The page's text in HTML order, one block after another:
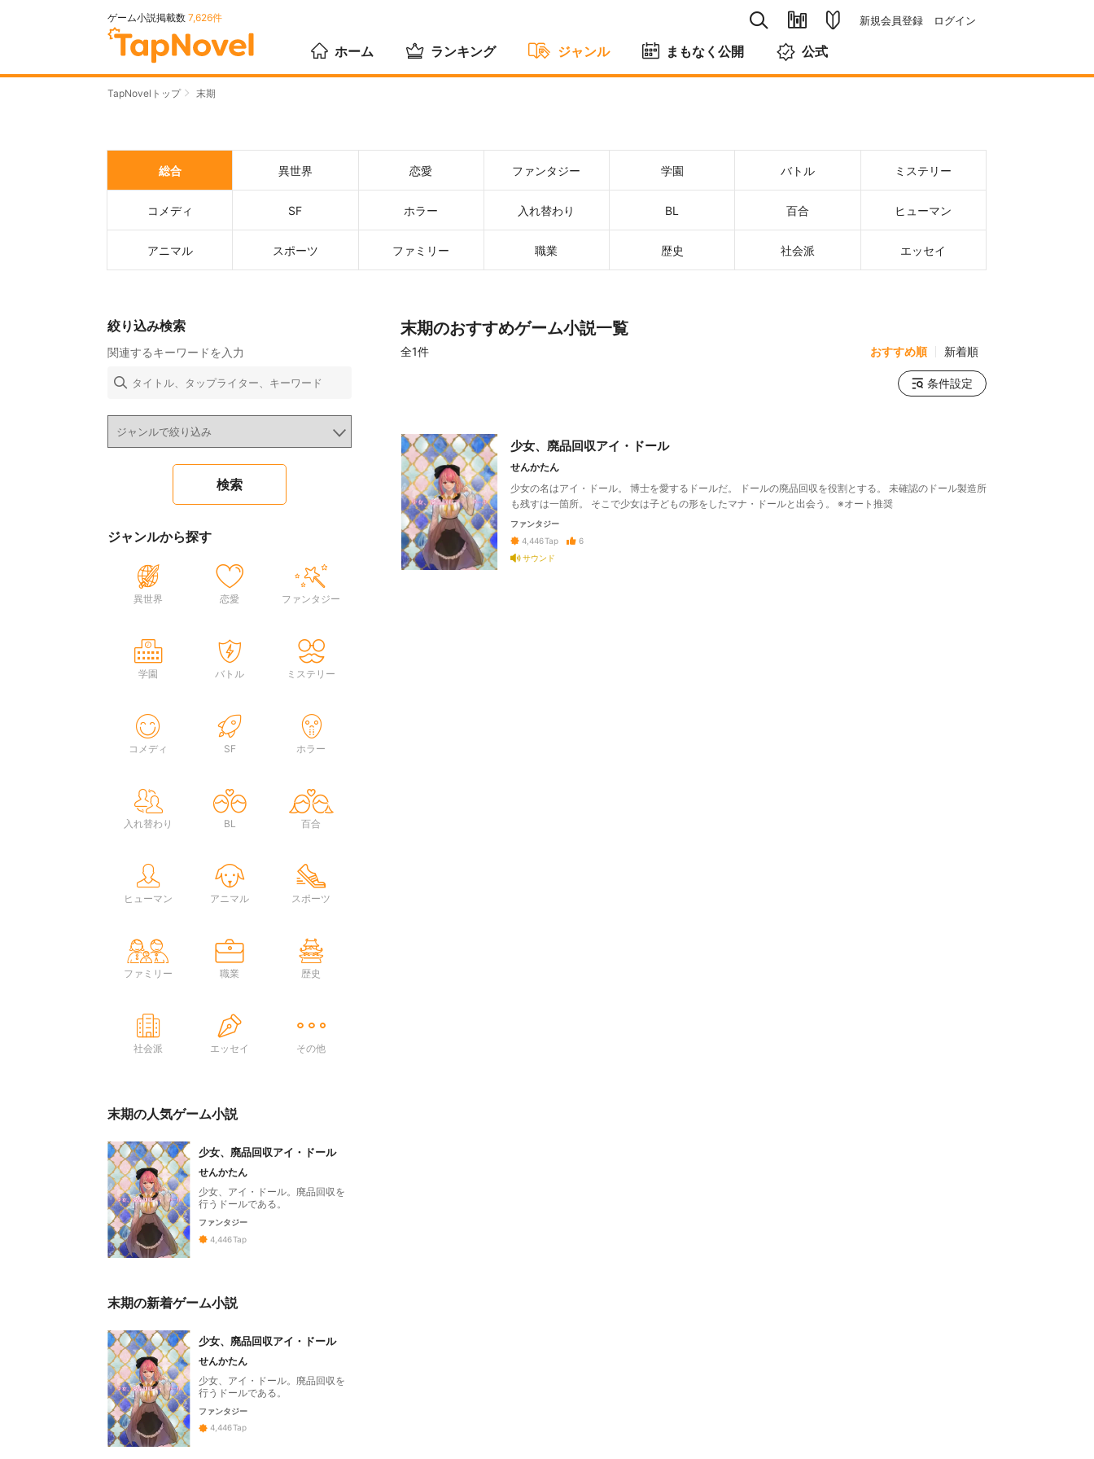
ゲーム小説掲載数 7,626件 新規会員登録 ログイン
ホーム ランキング ジャンル まもなく公開 公式
TapNovelトップ 末期
総合 異世界 恋愛 ファンタジー 学園 バトル ミステリー
コメディ SF ホラー 入れ替わり BL 百合 ヒューマン
アニマル スポーツ ファミリー 職業 歴史 社会派 エッセイ
末期のおすすめゲーム小説一覧
全1件 おすすめ順 新着順
条件設定
少女、廃品回収アイ・ドール
せんかたん
少女の名はアイ・ドール。 博士を愛するドールだ。 ドールの廃品回収を役割とする。 未確認のドール製造所
も残すは一箇所。 そこで少女は子どもの形をしたマナ・ドールと出会う。 ※オート推奨
ファンタジー
4,446Tap
6
サウンド
絞り込み検索
関連するキーワードを入力
ジャンルから探す
異世界 恋愛 ファンタジー
学園 バトル ミステリー
コメディ SF ホラー
入れ替わり BL 百合
ヒューマン アニマル スポーツ
ファミリー 職業 歴史
社会派 エッセイ その他
末期の人気ゲーム小説
少女、廃品回収アイ・ドール
せんかたん
少女、アイ・ドール。廃品回収を
行うドールである。
ファンタジー
4,446Tap
末期の新着ゲーム小説
少女、廃品回収アイ・ドール
せんかたん
少女、アイ・ドール。廃品回収を
行うドールである。
ファンタジー
4,446Tap